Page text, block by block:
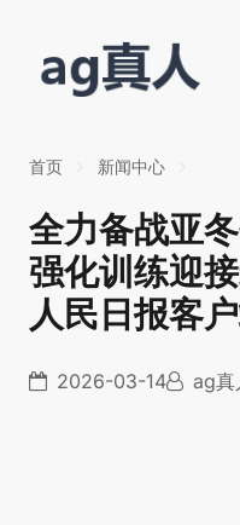
首页 新闻中心
全力备战亚
强化训练迎
人民日报客
2026-03-14 ag真